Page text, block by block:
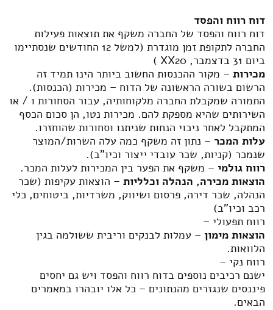
דוח רווח והפסד
דוח רווח והפסד של החברה משקף את תוצאות פעילות
החברה לתקופת זמן מוגדרת (למשל 12 החודשים שנסתיימו
ביום 31 בדצמבר, XX20 )
מכירות – מקור ההכנסות החשוב ביותר הינו תמיד זה
הרשום בשורה הראשונה של הדוח – מכירות (הכנסות).
התמורה שמקבלת החברה מלקוחותיה, עבור הסחורות ו / או
השירותים שהיא מספקת להם. מכירות נטו, הן סכום הכסף
המתקבל לאחר ניכוי הנחות שניתנו וסחורות שהוחזרו.
עלות המכר – נתון זה משקף כמה עלה השרות/המוצר
שנמכר (קניות, שכר עובדי ייצור וכיו"ב).
רווח גולמי – משקף את הפער בין המכירות לעלות המכר.
הוצאות מכירה, הנהלה וכלליות – הוצאות עקיפות (שכר
הנהלה, שכר דירה, פרסום ושיווק, משרדיות, ביטוחים, כלי
רכב וכיו"ב)
רווח תפעולי –
הוצאות מימון – עמלות לבנקים וריבית ששולמה בגין
הלוואות.
רווח נקי –
ישנם רכיבים נוספים בדוח רווח והפסד ויש גם יחסים
פיננסים שנגזרים מהנתונים – כל אלו יובהרו במאמרים
הבאים.